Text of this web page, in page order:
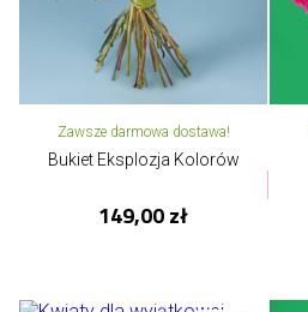
Zawsze darmowa dostawa!
Bukiet Eksplozja Kolorów
149,00 zł